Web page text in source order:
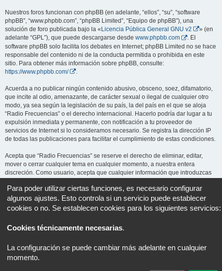
Nuestros foros funcionan con phpBB (en adelante, “ellos”, “su”, “software
phpBB”, “www.phpbb.com”, “phpBB Limited”, “Equipo de phpBB”), una
solución de foro publicada bajo la « Licencia Pública General GNU v2
» (en
adelante “GPL”), que puede descargarse desde www.phpbb.com
. El
software phpBB solo facilita los debates en Internet; phpBB Limited no se hace
responsable del contenido ni de la conducta permitida o prohibida en este
sitio. Para obtener más información sobre phpBB, consulte:
https://www.phpbb.com/
.
Acuerda a no publicar ningún contenido abusivo, obsceno, soez, difamatorio,
que incite al odio, amenazante, de carácter sexual o ilegal de cualquier otro
modo, ya sea según la legislación de su país, la del país en el que se aloja
“Radio Frecuencias” o el derecho internacional. Hacerlo podría dar lugar a tu
expulsión inmediata y permanente, con notificación a tu proveedor de
servicios de Internet si lo consideramos necesario. Se registra la dirección IP
de todas las publicaciones para facilitar el cumplimiento de estas condiciones.
Acepta que “Radio Frecuencias” se reserve el derecho de eliminar, editar,
mover o cerrar cualquier tema en cualquier momento, a nuestra entera
discreción. Como usuario, acepta que cualquier información que introduzcas
revelará a terceros sin tu consentimiento, ni “Radio Frecuencias” ni phpBB se
harán responsables de ningún intento de piratería informática que pueda dar
lugar a la compromisión de los datos.
Portal Foro
Desarrollado porphpBB® Forum Software © phpBB Limited
Para poder utilizar ciertas funciones, es necesario configurar
algunos ajustes. Esto controla si un servicio puede establecer
cookies o no. Se establecen cookies para los siguientes servicios:
Cookies técnicamente necesarias.
La configuración se puede cambiar más adelante en cualquier
momento.